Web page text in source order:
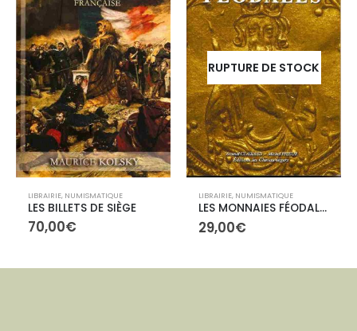
LIBRAIRIE, NUMISMATIQUE
LES BILLETS DE SIÈGE
70,00€
RUPTURE DE STOCK
LIBRAIRIE, NUMISMATIQUE
LES MONNAIES FÉODALES
29,00€